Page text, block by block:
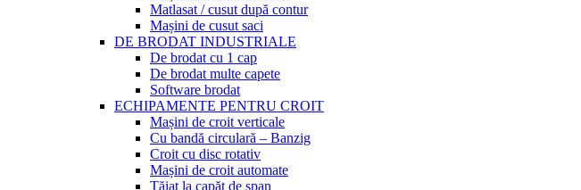
Matlasat / cusut după contur
Mașini de cusut saci
DE BRODAT INDUSTRIALE
De brodat cu 1 cap
De brodat multe capete
Software brodat
ECHIPAMENTE PENTRU CROIT
Mașini de croit verticale
Cu bandă circulară – Banzig
Croit cu disc rotativ
Mașini de croit automate
Tăiat la capăt de șpan